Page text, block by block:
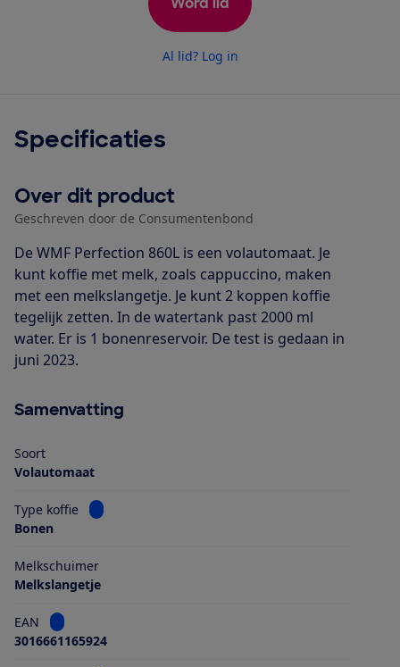
Al lid? Log in
Specificaties
Over dit product
Geschreven door de Consumentenbond
De WMF Perfection 860L is een volautomaat. Je
kunt koffie met melk, zoals cappuccino, maken
met een melkslangetje. Je kunt 2 koppen koffie
tegelijk zetten. In de watertank past 2000 ml
water. Er is 1 bonenreservoir. De test is gedaan in
juni 2023.
Samenvatting
Soort
Volautomaat
Type koffie
Bekijk informatie voor Type koffie
Bonen
Melkschuimer
Melkslangetje
EAN
Bekijk informatie voor EAN
3016661165924